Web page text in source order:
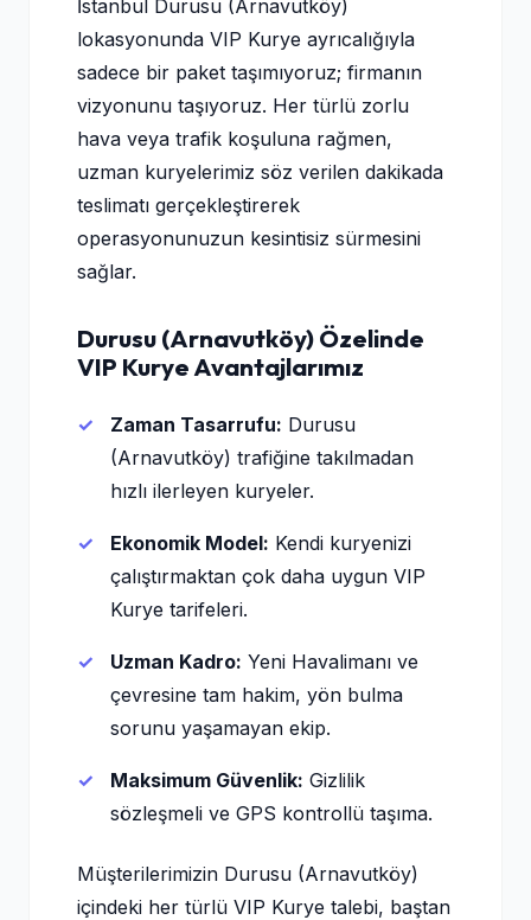
İstanbul Durusu (Arnavutköy)
lokasyonunda VIP Kurye ayrıcalığıyla
sadece bir paket taşımıyoruz; firmanın
vizyonunu taşıyoruz. Her türlü zorlu
hava veya trafik koşuluna rağmen,
uzman kuryelerimiz söz verilen dakikada
teslimatı gerçekleştirerek
operasyonunuzun kesintisiz sürmesini
sağlar.
Durusu (Arnavutköy) Özelinde
VIP Kurye Avantajlarımız
Zaman Tasarrufu: Durusu
(Arnavutköy) trafiğine takılmadan
hızlı ilerleyen kuryeler.
Ekonomik Model: Kendi kuryenizi
çalıştırmaktan çok daha uygun VIP
Kurye tarifeleri.
Uzman Kadro: Yeni Havalimanı ve
çevresine tam hakim, yön bulma
sorunu yaşamayan ekip.
Maksimum Güvenlik: Gizlilik
sözleşmeli ve GPS kontrollü taşıma.
Müşterilerimizin Durusu (Arnavutköy)
içindeki her türlü VIP Kurye talebi, baştan